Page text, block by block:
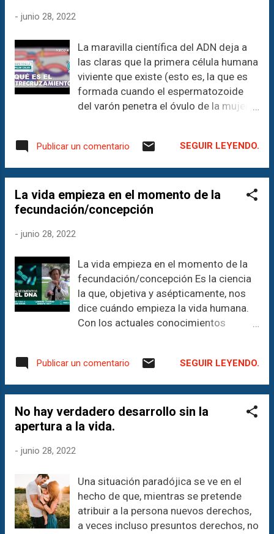
Comunicación & Business Como
comunicólogos, somos tus aliados
perfectos para potenciar las áreas de
comunicación de tu empresa o
emprendimiento, tanto en el ámbito
clic aquí para más información y
descubre cómo podemos llevar la
comunicación de manera creativa,
impulsar tu mensaje y hacer bri...
- junio 28, 2022
La maravilla científica del ADN deja a
las claras que la primera célula humana
viviente que existe (esto es, la que es
formada cuando el espermatozoide
del varón penetra el óvulo de la mujer),
diferente del ADN de los padres, es
_____________________________
_____________________________
_________________________
comunicólogos, somos tus aliados
perfectos para potenciar las áreas de
comunicación de tu empresa o
emprendimiento, tanto en el ámbito
cultural como en el comercial. Haz
descubre cómo podemos llevar la
comunicación de manera creativa,
objetiva y original. ¡Estamos listos para
marca!
_____________________________
Publicar un comentario SEGUIR LEYENDO.
La vida empieza en el momento de la
fecundación/concepción
- junio 28, 2022
La vida empieza en el momento de la
fecundación/concepción Es la ciencia
la que, objetiva y asépticamente, nos
dice cuándo empieza la vida humana.
Con los actuales conocimientos
‘es lo que es’ desde el momento de la
fecundación.
_____________________________
_____________________________
_________________________
comunicólogos, somos tus aliados
perfectos para potenciar las áreas de
comunicación de tu empresa o
emprendimiento, tanto en el ámbito
Publicar un comentario SEGUIR LEYENDO.
No hay verdadero desarrollo sin la
apertura a la vida.
- junio 28, 2022
Una situación paradójica se ve en el
hecho de que, mientras se pretende
atribuir a la persona nuevos derechos,
a veces incluso presuntos derechos, no